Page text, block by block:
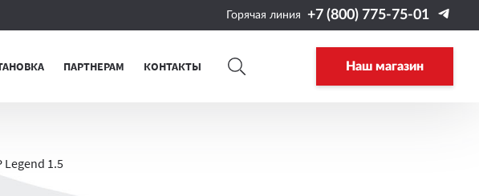
Горячая линия +7 (800) 775-75-01
ПАРТНЕРАМ КОНТАКТЫ Наш магазин
1.5